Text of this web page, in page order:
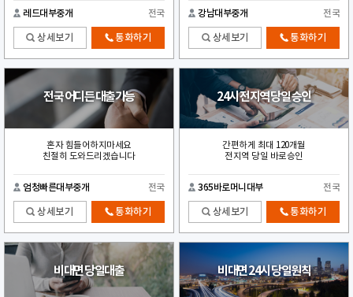
레드대부중개 전국
상세보기 통화하기
강남대부중개 전국
상세보기 통화하기
전국 어디든 대출가능
혼자 힘들어하지마세요
친절히 도와드리겠습니다
엄청빠른대부중개 전국
상세보기 통화하기
24시 전지역 당일 승인
간편하게 최대 120개월
전지역 당일 바로승인
365바로머니대부 전국
상세보기 통화하기
비대면 당일대출 비대면 24시 당일원칙